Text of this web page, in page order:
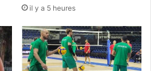
il y a 5 heures